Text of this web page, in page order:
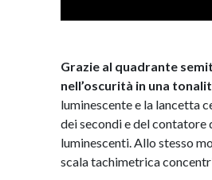
Grazie al quadrante
nell’oscurità in una
luminescente e la lancetta
dei secondi e del contatore
luminescenti. Allo stesso
scala tachimetrica